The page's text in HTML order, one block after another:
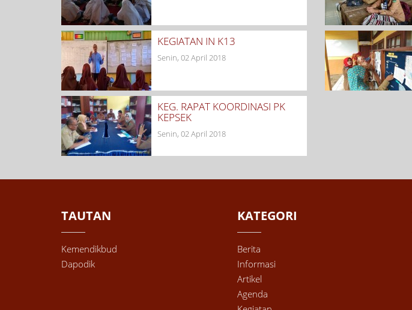
KEGIATAN IN K13
Senin, 02 April 2018
KEG. RAPAT KOORDINASI PK
KEPSEK
Senin, 02 April 2018
TAUTAN
Kemendikbud
Dapodik
KATEGORI
Berita
Informasi
Artikel
Agenda